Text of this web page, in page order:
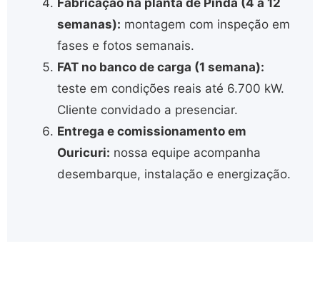
Fabricação na planta de Pinda (4 a 12
semanas): montagem com inspeção em
fases e fotos semanais.
FAT no banco de carga (1 semana):
teste em condições reais até 6.700 kW.
Cliente convidado a presenciar.
Entrega e comissionamento em
Ouricuri: nossa equipe acompanha
desembarque, instalação e energização.